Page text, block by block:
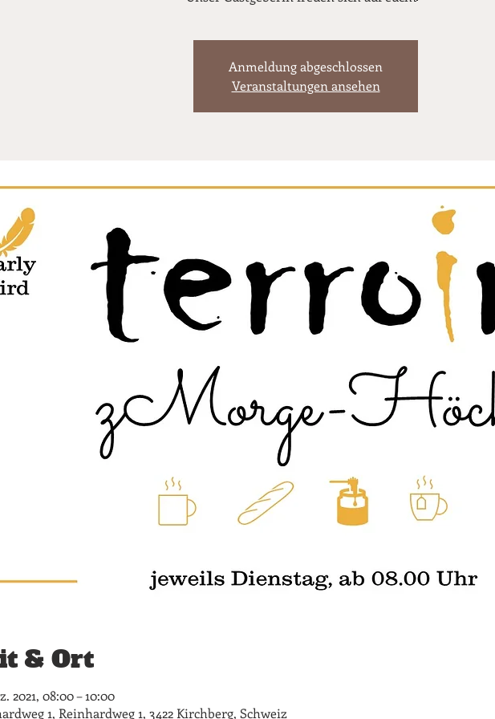
Anmeldung abgeschlossen
Veranstaltungen ansehen
& Ort
2021, 08:00 – 10:00
1, Reinhardweg 1, 3422 Kirchberg, Schweiz